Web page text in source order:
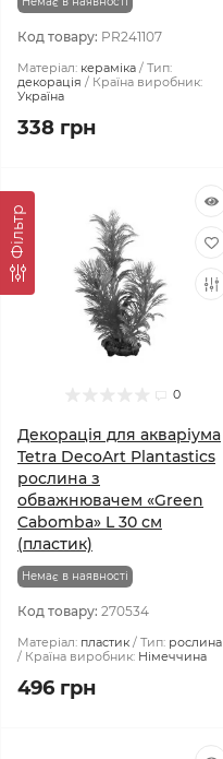
Фiльтр
Код товару: PR241107
Матеріал: кераміка
Тип:
декорація
Країна виробник:
Україна
338 грн
0
Декорація для акваріума
Tetra DecoArt Plantastics
рослина з
обважнювачем «Green
Cabomba» L 30 см
(пластик)
Немає в наявності
Код товару: 270534
Матеріал: пластик Тип: рослина
Країна виробник: Німеччина
496 грн